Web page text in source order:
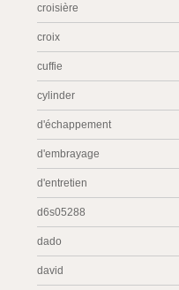
croisière
croix
cuffie
cylinder
d'échappement
d'embrayage
d'entretien
d6s05288
dado
david